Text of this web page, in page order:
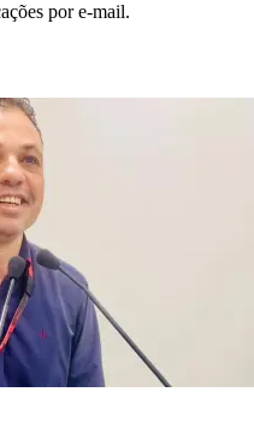
por e-mail.